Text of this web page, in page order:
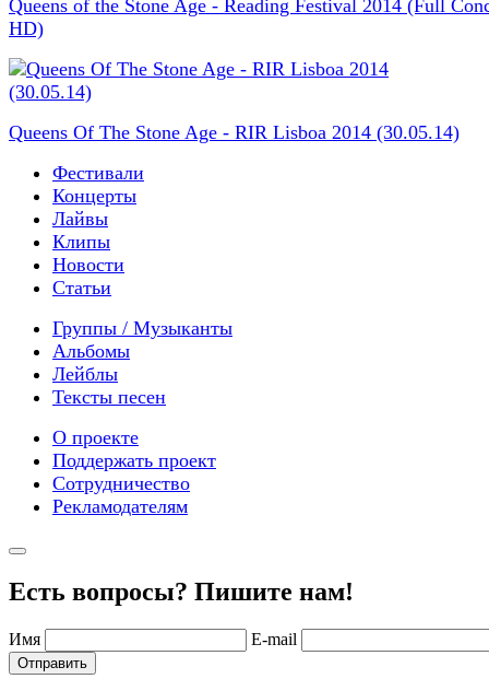
Queens of the Stone Age - Reading Festival 2014 (Full
HD)
Queens Of The Stone Age - RIR Lisboa 2014 (30.05.14)
Фестивали
Концерты
Лайвы
Клипы
Новости
Статьи
Группы / Музыканты
Альбомы
Лейблы
Тексты песен
О проекте
Поддержать проект
Сотрудничество
Рекламодателям
Есть вопросы? Пишите нам!
Имя E-mail